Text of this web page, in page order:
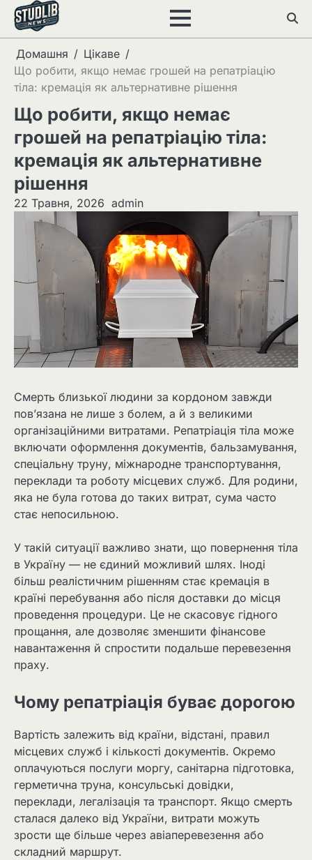
Перейти
вмісту
Домашня
Цікаве
Що робити, якщо немає грошей на репатріацію
тіла: кремація як альтернативне рішення
Що робити, якщо немає
грошей на репатріацію тіла:
кремація як альтернативне
рішення
22 Травня, 2026 admin
Смерть близької людини за кордоном завжди
пов’язана не лише з болем, а й з великими
організаційними витратами. Репатріація тіла може
включати оформлення документів, бальзамування,
спеціальну труну, міжнародне транспортування,
переклади та роботу місцевих служб. Для родини,
яка не була готова до таких витрат, сума часто
стає непосильною.
У такій ситуації важливо знати, що повернення тіла
в Україну — не єдиний можливий шлях. Іноді
більш реалістичним рішенням стає кремація в
країні перебування або після доставки до місця
проведення процедури. Це не скасовує гідного
прощання, але дозволяє зменшити фінансове
навантаження й спростити подальше перевезення
праху.
Чому репатріація буває дорогою
Вартість залежить від країни, відстані, правил
місцевих служб і кількості документів. Окремо
оплачуються послуги моргу, санітарна підготовка,
герметична труна, консульські довідки,
переклади, легалізація та транспорт. Якщо смерть
сталася далеко від України, витрати можуть
зрости ще більше через авіаперевезення або
складний маршрут.